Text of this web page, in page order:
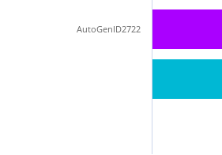
AutoGenID2722